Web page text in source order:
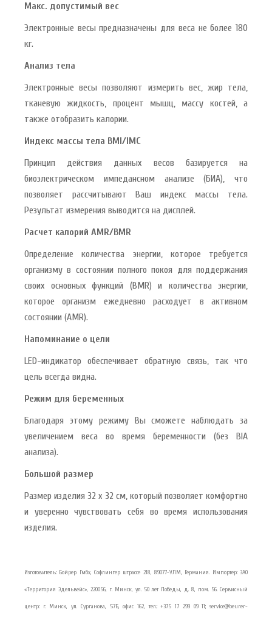
Макс. допустимый вес
Электронные весы предназначены для веса не более 180
кг.
Анализ тела
Электронные весы позволяют измерить вес, жир тела,
тканевую жидкость, процент мышц, массу костей, а
также отобразить калории.
Индекс массы тела BMI/IMC
Принцип действия данных весов базируется на
биоэлектрическом импедансном анализе (БИА), что
позволяет рассчитывают Ваш индекс массы тела.
Результат измерения выводится на дисплей.
Расчет калорий AMR/BMR
Определение количества энергии, которое требуется
организму в состоянии полного покоя для поддержания
своих основных функций (BMR) и количества энергии,
которое организм ежедневно расходует в активном
состоянии (AMR).
Напоминание о цели
LED-индикатор обеспечивает обратную связь, так что
цель всегда видна.
Режим для беременных
Благодаря этому режиму Вы сможете наблюдать за
увеличением веса во время беременности (без BIA
анализа).
Большой размер
Размер изделия 32 x 32 см, который позволяет комфортно
и уверенно чувствовать себя во время использования
изделия.
Изготовитель: Бойрер Гмбх, Софлингер штрассе 218, 89077-УЛМ, Германия. Импортер: ЗАО
«Территория Эдельвейс», 220056, г. Минск, ул. 50 лет Победы, д. 8, пом. 56. Сервисный
центр: г. Минск, ул. Сурганова, 57Б, офис 162, тел.: +375 17 299 09 11; service@beurer-